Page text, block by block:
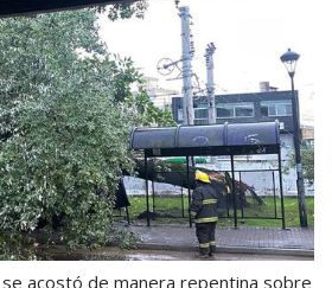
acostó de manera repentina sobre